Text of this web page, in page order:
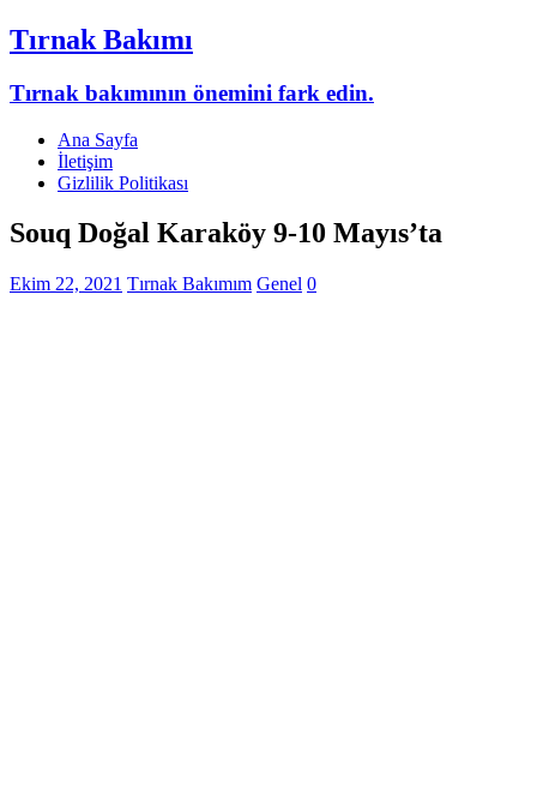
Tırnak Bakımı
Tırnak bakımının önemini fark edin.
Ana Sayfa
İletişim
Gizlilik Politikası
Souq Doğal Karaköy 9-10 Mayıs’ta
Ekim 22, 2021 Tırnak Bakımım Genel 0